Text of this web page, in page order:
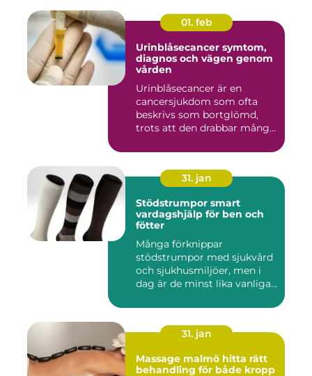
01. feb
Urinblåsecancer symtom,
diagnos och vägen genom
vården
Urinblåsecancer är en
cancersjukdom som ofta
beskrivs som bortglömd,
trots att den drabbar många
31. jan
Stödstrumpor smart
vardagshjälp för ben och
fötter
Många förknippar
stödstrumpor med sjukvård
och sjukhusmiljöer, men i
dag är de minst lika vanliga
31. jan
Massage malmö hitta rätt
behandling för både kropp